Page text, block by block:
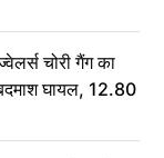
चोरी गैंग का
घायल, 12.80